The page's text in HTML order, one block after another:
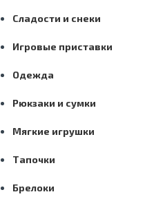
Сладости и снеки
Игровые приставки
Одежда
Рюкзаки и сумки
Мягкие игрушки
Тапочки
Брелоки